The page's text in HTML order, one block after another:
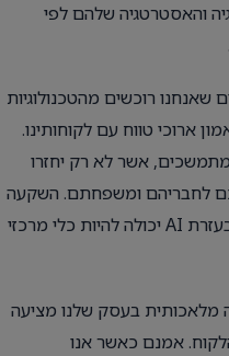
והאסטרטגיה שלהם לפי
רוכשים מהטכנולוגיות
ארוכי טווח עם לקוחותינו.
אשר לא רק יחזרו
לחבריהם ומשפחתם. השקעה
לאורך זמן בחוויית לקוח מנותחת בעזרת AI יכולה להיות כלי מרכזי
מלאכותית בעסק שלנו מציעה
אמנם כאשר אנו